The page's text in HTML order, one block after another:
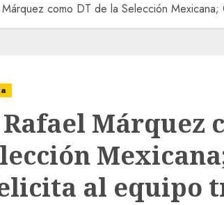
como DT de la Selección
Márquez
al equipo